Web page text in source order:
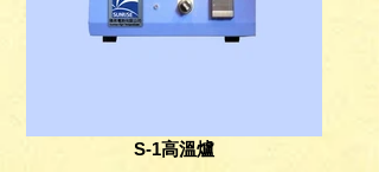
S-1高溫爐